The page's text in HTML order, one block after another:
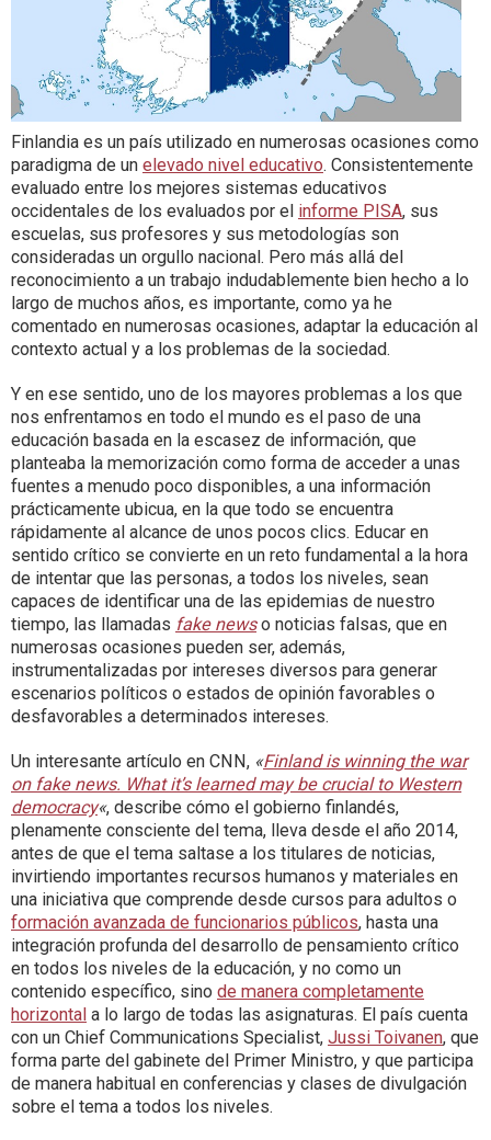
Finlandia es un país utilizado en numerosas ocasiones como
paradigma de un elevado nivel educativo. Consistentemente
evaluado entre los mejores sistemas educativos
occidentales de los evaluados por el informe PISA, sus
escuelas, sus profesores y sus metodologías son
consideradas un orgullo nacional. Pero más allá del
reconocimiento a un trabajo indudablemente bien hecho a lo
largo de muchos años, es importante, como ya he
comentado en numerosas ocasiones, adaptar la educación al
contexto actual y a los problemas de la sociedad.
Y en ese sentido, uno de los mayores problemas a los que
nos enfrentamos en todo el mundo es el paso de una
educación basada en la escasez de información, que
planteaba la memorización como forma de acceder a unas
fuentes a menudo poco disponibles, a una información
prácticamente ubicua, en la que todo se encuentra
rápidamente al alcance de unos pocos clics. Educar en
sentido crítico se convierte en un reto fundamental a la hora
de intentar que las personas, a todos los niveles, sean
capaces de identificar una de las epidemias de nuestro
tiempo, las llamadas fake newso noticias falsas, que en
numerosas ocasiones pueden ser, además,
instrumentalizadas por intereses diversos para generar
escenarios políticos o estados de opinión favorables o
desfavorables a determinados intereses.
Un interesante artículo en CNN, «Finland is winning the war
on fake news. What it’s learned may be crucial to Western
democracy«, describe cómo el gobierno finlandés,
plenamente consciente del tema, lleva desde el año 2014,
antes de que el tema saltase a los titulares de noticias,
invirtiendo importantes recursos humanos y materiales en
una iniciativa que comprende desde cursos para adultos o
formación avanzada de funcionarios públicos, hasta una
integración profunda del desarrollo de pensamiento crítico
en todos los niveles de la educación, y no como un
contenido específico, sino de manera completamente
horizontal a lo largo de todas las asignaturas. El país cuenta
con un Chief Communications Specialist, Jussi Toivanen, que
forma parte del gabinete del Primer Ministro, y que participa
de manera habitual en conferencias y clases de divulgación
sobre el tema a todos los niveles.